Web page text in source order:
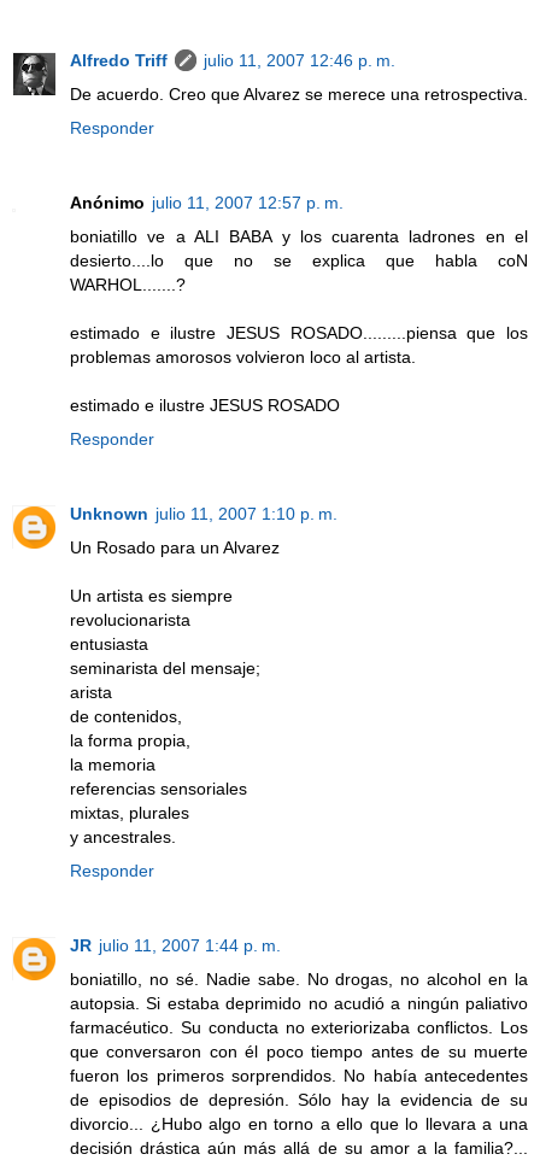
Alfredo Triff
julio 11, 2007 12:46 p. m.
De acuerdo. Creo que Alvarez se merece una retrospectiva.
Responder
Anónimo julio 11, 2007 12:57 p. m.
boniatillo ve a ALI BABA y los cuarenta ladrones en el
desierto....lo que no se explica que habla coN
WARHOL.......?
estimado e ilustre JESUS ROSADO.........piensa que los
problemas amorosos volvieron loco al artista.
estimado e ilustre JESUS ROSADO
Responder
Unknown julio 11, 2007 1:10 p. m.
Un Rosado para un Alvarez
Un artista es siempre
revolucionarista
entusiasta
seminarista del mensaje;
arista
de contenidos,
la forma propia,
la memoria
referencias sensoriales
mixtas, plurales
y ancestrales.
Responder
JR julio 11, 2007 1:44 p. m.
boniatillo, no sé. Nadie sabe. No drogas, no alcohol en la
autopsia. Si estaba deprimido no acudió a ningún paliativo
farmacéutico. Su conducta no exteriorizaba conflictos. Los
que conversaron con él poco tiempo antes de su muerte
fueron los primeros sorprendidos. No había antecedentes
de episodios de depresión. Sólo hay la evidencia de su
divorcio... ¿Hubo algo en torno a ello que lo llevara a una
decisión drástica aún más allá de su amor a la familia?...